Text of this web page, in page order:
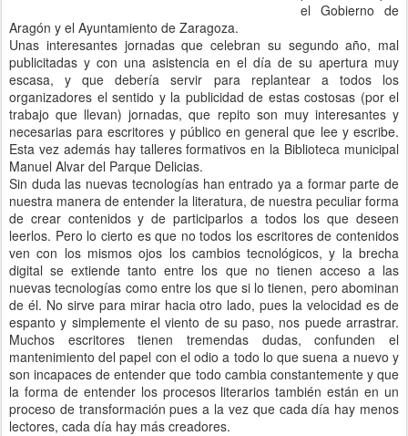
el Gobierno de
Aragón y el Ayuntamiento de Zaragoza.
Unas interesantes jornadas que celebran su segundo año, mal
publicitadas y con una asistencia en el día de su apertura muy
escasa, y que debería servir para replantear a todos los
organizadores el sentido y la publicidad de estas costosas (por el
trabajo que llevan) jornadas, que repito son muy interesantes y
necesarias para escritores y público en general que lee y escribe.
Esta vez además hay talleres formativos en la Biblioteca municipal
Manuel Alvar del Parque Delicias.
Sin duda las nuevas tecnologías han entrado ya a formar parte de
nuestra manera de entender la literatura, de nuestra peculiar forma
de crear contenidos y de participarlos a todos los que deseen
leerlos. Pero lo cierto es que no todos los escritores de contenidos
ven con los mismos ojos los cambios tecnológicos, y la brecha
digital se extiende tanto entre los que no tienen acceso a las
nuevas tecnologías como entre los que si lo tienen, pero abominan
de él. No sirve para mirar hacia otro lado, pues la velocidad es de
espanto y simplemente el viento de su paso, nos puede arrastrar.
Muchos escritores tienen tremendas dudas, confunden el
mantenimiento del papel con el odio a todo lo que suena a nuevo y
son incapaces de entender que todo cambia constantemente y que
la forma de entender los procesos literarios también están en un
proceso de transformación pues a la vez que cada día hay menos
lectores, cada día hay más creadores.